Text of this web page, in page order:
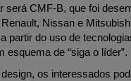
será CMF-B, que foi
Nissan e
partir do uso de
esquema de “siga o líder”.
os interessados